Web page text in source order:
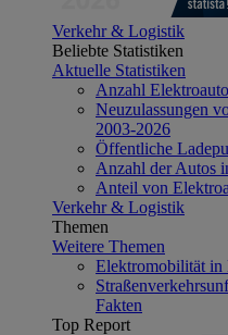
Verkehr & Logistik
Beliebte Statistiken
Aktuelle Statistiken
Anzahl
Neuzulassungen
2003-2026
Öffentliche
Anzahl der Autos
Anteil von
Verkehr & Logistik
Themen
Weitere Themen
Elektromobilität in
Fakten
Top Report